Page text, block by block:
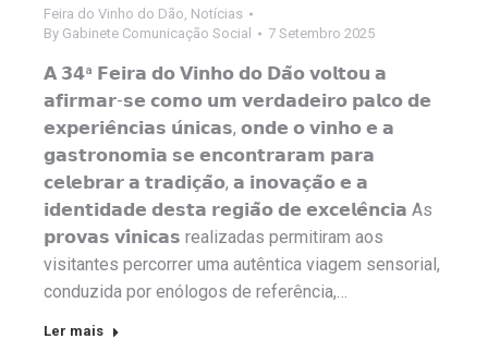
Feira do Vinho do Dão, Notícias
By Gabinete Comunicação Social 7 Setembro 2025
𝗔 𝟯𝟰ª 𝗙𝗲𝗶𝗿𝗮 𝗱𝗼 𝗩𝗶𝗻𝗵𝗼 𝗱𝗼 𝗗𝗮̃𝗼 𝘃𝗼𝗹𝘁𝗼𝘂 𝗮
𝗮𝗳𝗶𝗿𝗺𝗮𝗿-𝘀𝗲 𝗰𝗼𝗺𝗼 𝘂𝗺 𝘃𝗲𝗿𝗱𝗮𝗱𝗲𝗶𝗿𝗼 𝗽𝗮𝗹𝗰𝗼 𝗱𝗲
𝗲𝘅𝗽𝗲𝗿𝗶𝗲̂𝗻𝗰𝗶𝗮𝘀 𝘂́𝗻𝗶𝗰𝗮𝘀, 𝗼𝗻𝗱𝗲 𝗼 𝘃𝗶𝗻𝗵𝗼 𝗲 𝗮
𝗴𝗮𝘀𝘁𝗿𝗼𝗻𝗼𝗺𝗶𝗮 𝘀𝗲 𝗲𝗻𝗰𝗼𝗻𝘁𝗿𝗮𝗿𝗮𝗺 𝗽𝗮𝗿𝗮
𝗰𝗲𝗹𝗲𝗯𝗿𝗮𝗿 𝗮 𝘁𝗿𝗮𝗱𝗶𝗰̧𝗮̃𝗼, 𝗮 𝗶𝗻𝗼𝘃𝗮𝗰̧𝗮̃𝗼 𝗲 𝗮
𝗶𝗱𝗲𝗻𝘁𝗶𝗱𝗮𝗱𝗲 𝗱𝗲𝘀𝘁𝗮 𝗿𝗲𝗴𝗶𝗮̃𝗼 𝗱𝗲 𝗲𝘅𝗰𝗲𝗹𝗲̂𝗻𝗰𝗶𝗮 As
𝗽𝗿𝗼𝘃𝗮𝘀 𝘃𝗶́𝗻𝗶𝗰𝗮𝘀 realizadas permitiram aos
visitantes percorrer uma autêntica viagem sensorial,
conduzida por enólogos de referência,…
Ler mais